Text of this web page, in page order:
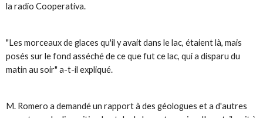
la radio Cooperativa.
"Les morceaux de glaces qu'il y avait dans le lac, étaient là, mais
posés sur le fond asséché de ce que fut ce lac, qui a disparu du
matin au soir" a-t-il expliqué.
M. Romero a demandé un rapport à des géologues et a d'autres